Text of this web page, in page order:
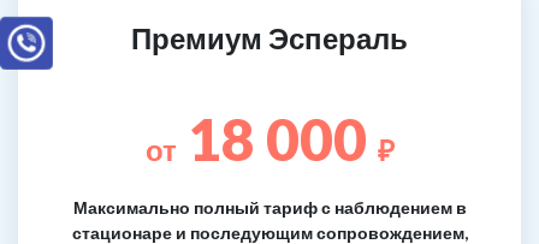
Премиум Эспераль
от 18 000 ₽
Максимально полный тариф с наблюдением в
стационаре и последующим сопровождением,